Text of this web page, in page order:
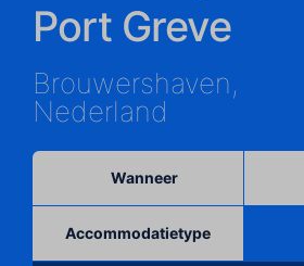
Port Greve
Brouwershaven,
Nederland
Wanneer
Accommodatietype